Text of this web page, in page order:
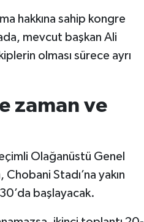
hakkına sahip kongre
mevcut başkan Ali
olması sürece ayrı
zaman ve
Olağanüstü Genel
Stadı’na yakın
başlayacak.